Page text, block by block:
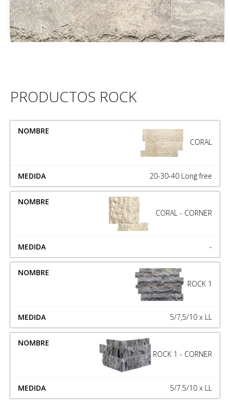
PRODUCTOS ROCK
NOMBRE
CORAL
20-30-40 Long free
CORAL - CORNER
-
ROCK 1
5/7,5/10 x LL
ROCK 1 - CORNER
5/7.5/10 x LL